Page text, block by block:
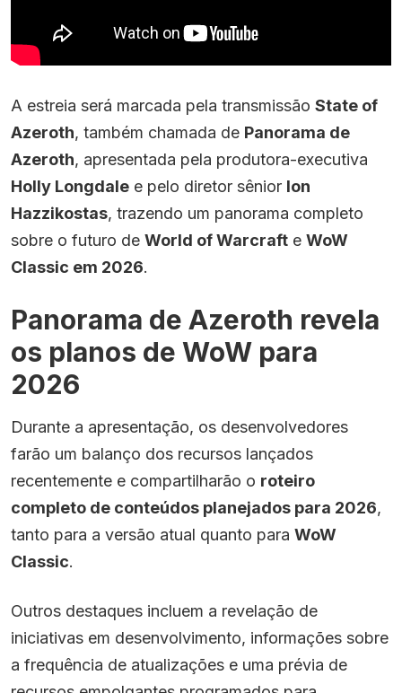
A estreia será marcada pela transmissão State of
Azeroth, também chamada de Panorama de
Azeroth, apresentada pela produtora-executiva
Holly Longdale e pelo diretor sênior Ion
Hazzikostas, trazendo um panorama completo
sobre o futuro de World of Warcraft e WoW
Classic em 2026.
Panorama de Azeroth revela
os planos de WoW para
2026
Durante a apresentação, os desenvolvedores
farão um balanço dos recursos lançados
recentemente e compartilharão o roteiro
completo de conteúdos planejados para 2026,
tanto para a versão atual quanto para WoW
Classic.
Outros destaques incluem a revelação de
iniciativas em desenvolvimento, informações sobre
a frequência de atualizações e uma prévia de